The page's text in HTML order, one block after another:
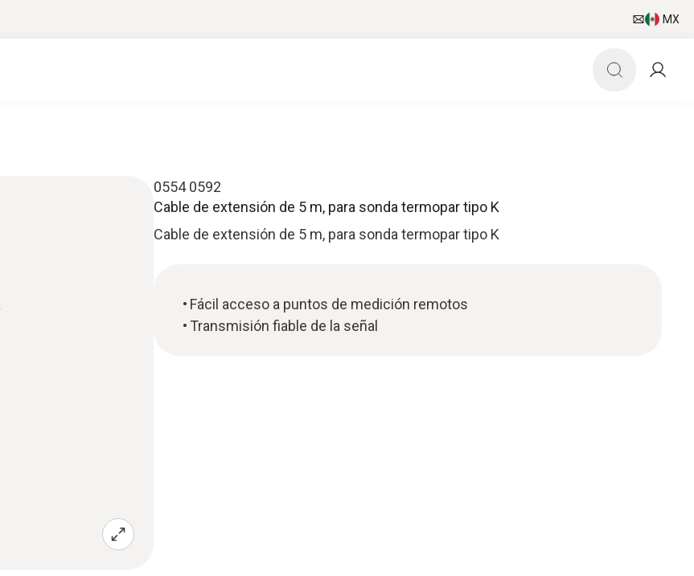
MX
0554 0592
Cable de extensión de 5 m, para sonda termopar tipo K
Cable de extensión de 5 m, para sonda termopar tipo K
Fácil acceso a puntos de medición remotos
Transmisión fiable de la señal